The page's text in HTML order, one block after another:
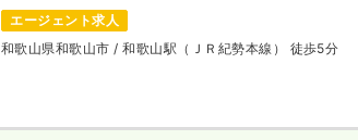
エージェント求人
和歌山県和歌山市/ 和歌山駅（ＪＲ紀勢本線） 徒歩5分